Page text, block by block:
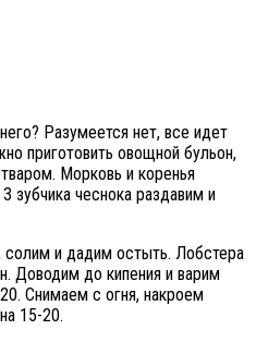
Разумеется нет, все идет
приготовить овощной бульон,
Морковь и коренья
зубчика чеснока раздавим и
солим и дадим остыть. Лобстера
Доводим до кипения и варим
Снимаем с огня, накроем
15-20.